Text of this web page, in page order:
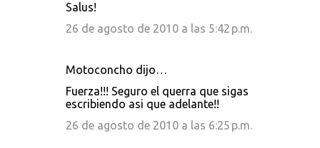
Salus!
26 de agosto de 2010 a las 5:42 p.m.
Motoconcho dijo…
Fuerza!!! Seguro el querra que sigas
escribiendo asi que adelante!!
26 de agosto de 2010 a las 6:25 p.m.